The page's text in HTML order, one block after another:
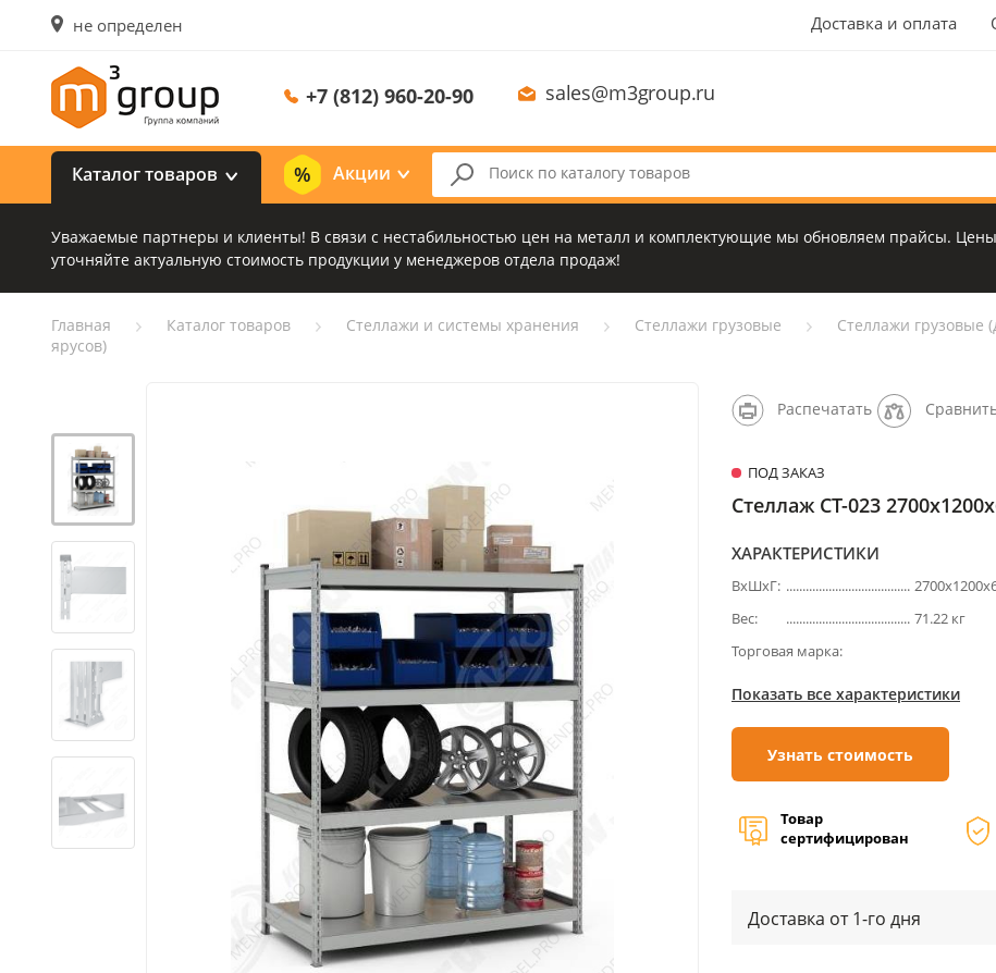
не определен Доставка и оплата
+7 (812) 960-20-90 sales@m3group.ru
Каталог товаров Акции
Уважаемые партнеры и клиенты! В связи с нестабильностью цен на металл и комплектующие мы обновляем прайсы. Цены
уточняйте актуальную стоимость продукции у менеджеров отдела продаж!
Главная Каталог товаров Стеллажи и системы хранения Стеллажи грузовые Стеллажи грузовые
ярусов)
Распечатать
ПОД ЗАКАЗ
Стеллаж СТ-023
ХАРАКТЕРИСТИКИ
ВхШхГ:
Вес:
71.22 кг
Торговая марка:
Показать все характеристики
Узнать стоимость
Товар
сертифицирован
Доставка от 1-го дня